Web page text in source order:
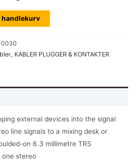
handlekurv
, KABLER PLUGGER & KONTAKTER
external devices into the signal
line signals to a mixing desk or
on 6.3 millimetre TRS
stereo